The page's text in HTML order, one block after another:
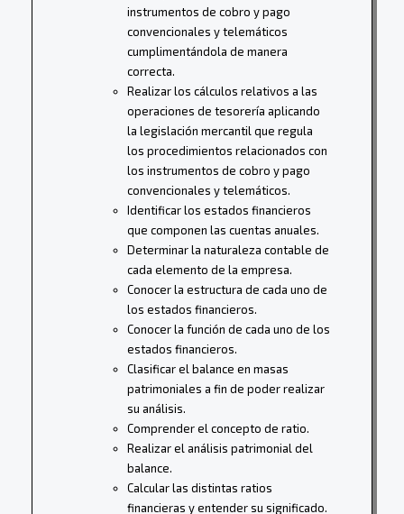
instrumentos de cobro y pago
convencionales y telemáticos
cumplimentándola de manera
correcta.
Realizar los cálculos relativos a las
operaciones de tesorería aplicando
la legislación mercantil que regula
los procedimientos relacionados con
los instrumentos de cobro y pago
convencionales y telemáticos.
Identificar los estados financieros
que componen las cuentas anuales.
Determinar la naturaleza contable de
cada elemento de la empresa.
Conocer la estructura de cada uno de
los estados financieros.
Conocer la función de cada uno de los
estados financieros.
Clasificar el balance en masas
patrimoniales a fin de poder realizar
su análisis.
Comprender el concepto de ratio.
Realizar el análisis patrimonial del
balance.
Calcular las distintas ratios
financieras y entender su significado.